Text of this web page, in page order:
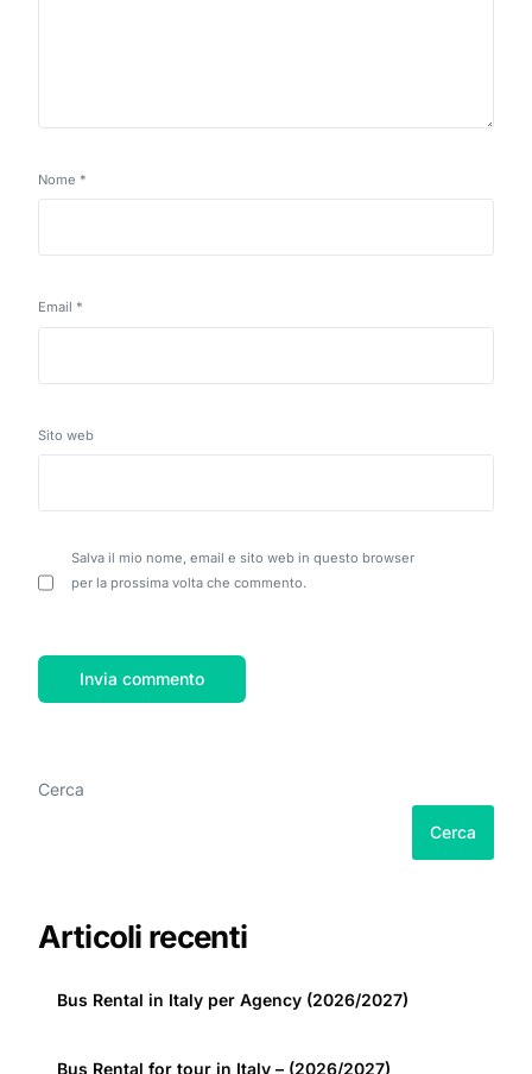
Nome *
Email *
Sito web
Salva il mio nome, email e sito web in questo browser
per la prossima volta che commento.
Cerca
Cerca
Articoli recenti
Bus Rental in Italy per Agency (2026/2027)
Bus Rental for tour in Italy – (2026/2027)